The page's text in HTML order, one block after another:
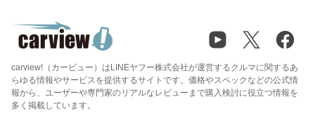
carview!（カービュー）はLINEヤフー株式会社が運営するクルマに関するあ
らゆる情報やサービスを提供するサイトです。価格やスペックなどの公式情
報から、ユーザーや専門家のリアルなレビューまで購入検討に役立つ情報を
多く掲載しています。